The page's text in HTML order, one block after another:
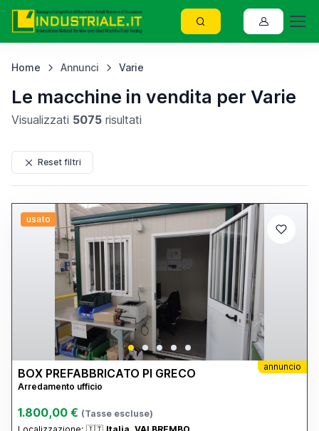
Home Annunci Varie
Le macchine in vendita per Varie
Visualizzati 5075 risultati
Reset filtri
usato
annuncio
BOX PREFABBRICATO PI GRECO
Arredamento ufficio
1.800,00 € (Tasse escluse)